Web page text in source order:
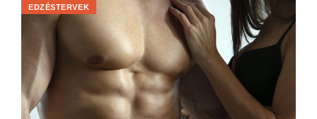
EDZÉSTERVEK